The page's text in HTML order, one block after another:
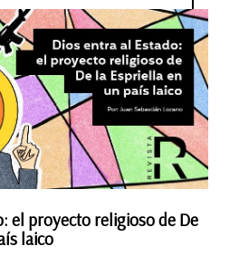
el proyecto religioso de De
laico